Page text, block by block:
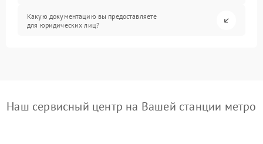
Какую документацию вы предоставляете
для юридических лиц?
Наш сервисный центр на Вашей станции метро